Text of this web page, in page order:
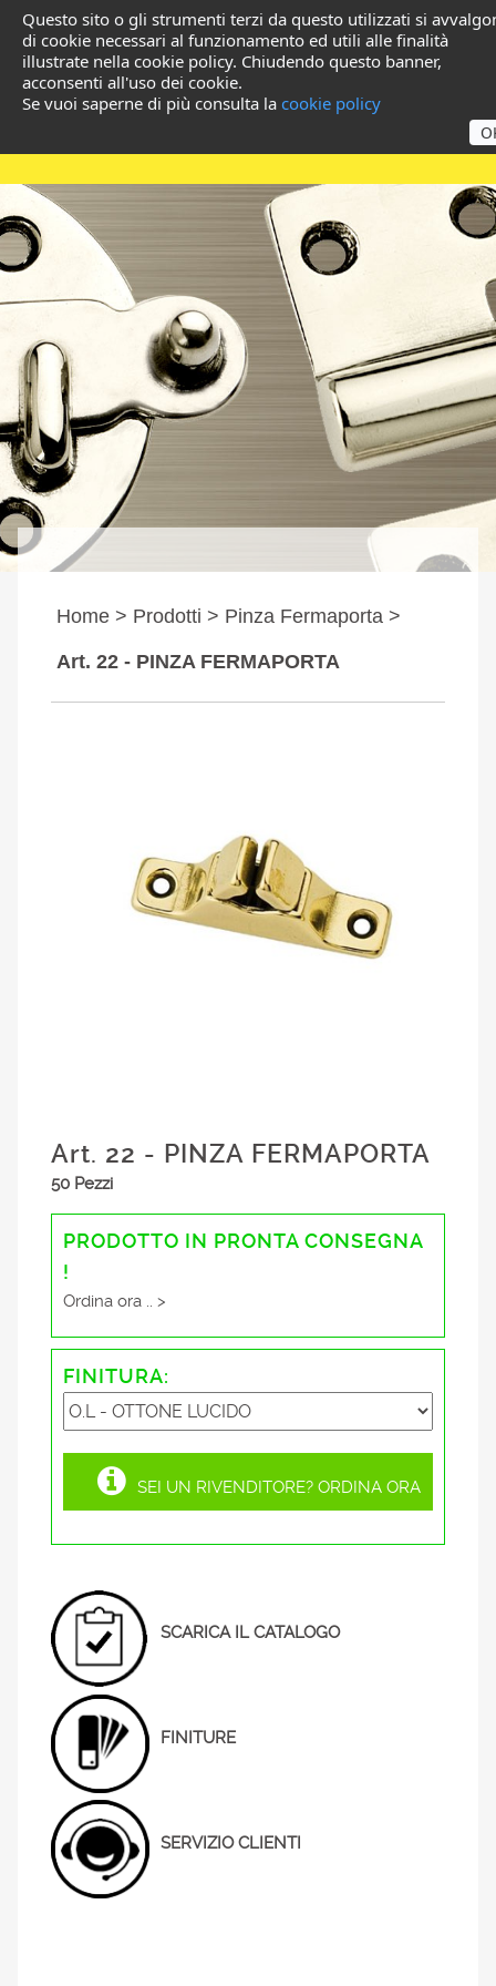
Home > Prodotti > Pinza Fermaporta >
Art. 22 - PINZA FERMAPORTA
Art. 22 - PINZA FERMAPORTA
50 Pezzi
PRODOTTO IN PRONTA CONSEGNA
!
Ordina ora .. >
FINITURA:
SEI UN RIVENDITORE? ORDINA ORA
SCARICA IL CATALOGO
FINITURE
SERVIZIO CLIENTI
Questo sito o gli strumenti terzi da questo utilizzati si
di cookie necessari al funzionamento ed utili alle finalità
illustrate nella cookie policy. Chiudendo questo banner,
acconsenti all'uso dei cookie.
Se vuoi saperne di più consulta la cookie policy